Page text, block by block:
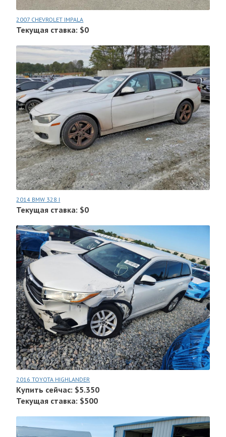
2007 CHEVROLET IMPALA
Текущая ставка: $0
2014 BMW 328 I
Текущая ставка: $0
2016 TOYOTA HIGHLANDER
Купить сейчас: $5.350
Текущая ставка: $500